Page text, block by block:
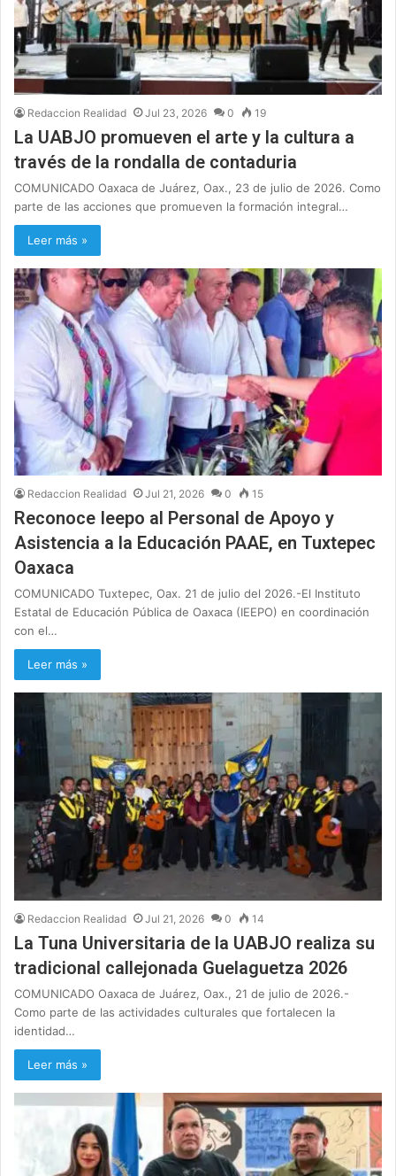
Redaccion Realidad Jul 23, 2026 0 19
La UABJO promueven el arte y la cultura a
través de la rondalla de contaduria
COMUNICADO Oaxaca de Juárez, Oax., 23 de julio de 2026. Como
parte de las acciones que promueven la formación integral…
Leer más »
Redaccion Realidad Jul 21, 2026 0 15
Reconoce Ieepo al Personal de Apoyo y
Asistencia a la Educación PAAE, en Tuxtepec
Oaxaca
COMUNICADO Tuxtepec, Oax. 21 de julio del 2026.-El Instituto
Estatal de Educación Pública de Oaxaca (IEEPO) en coordinación
con el…
Leer más »
Redaccion Realidad Jul 21, 2026 0 14
La Tuna Universitaria de la UABJO realiza su
tradicional callejonada Guelaguetza 2026
COMUNICADO Oaxaca de Juárez, Oax., 21 de julio de 2026.-
Como parte de las actividades culturales que fortalecen la
identidad…
Leer más »